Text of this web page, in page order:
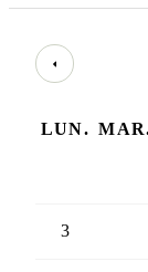
LUN.
3